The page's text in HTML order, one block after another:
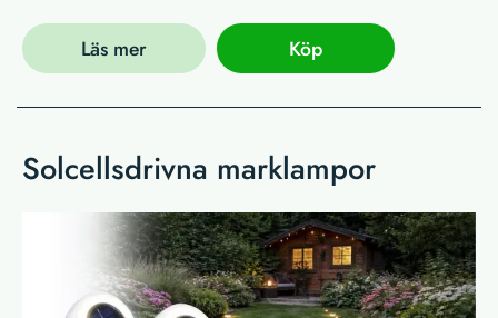
Läs mer Köp
Solcellsdrivna marklampor